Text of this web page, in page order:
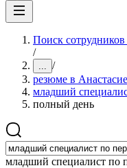
Поиск
/
... /
резюме в
младший
полный день
младший специалист по